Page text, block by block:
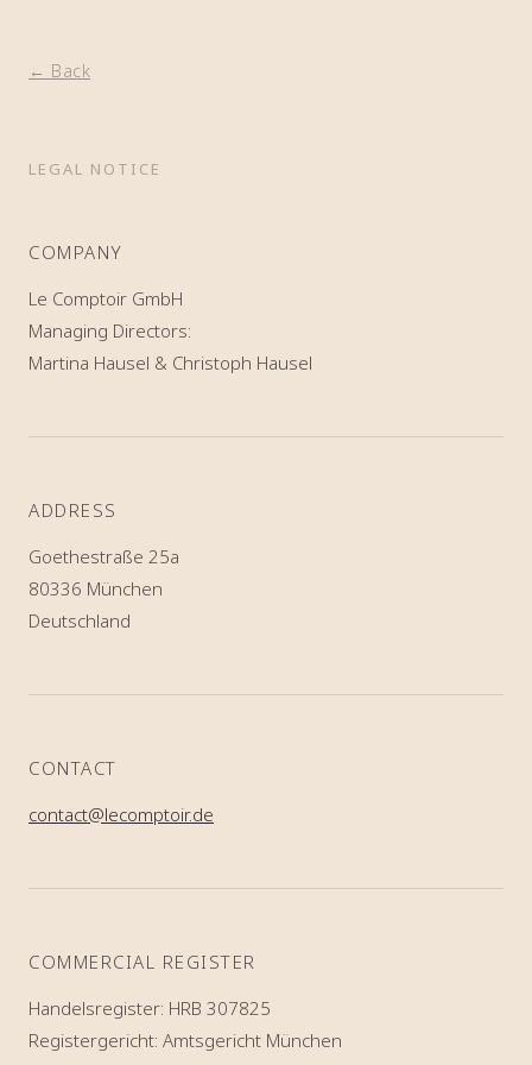
← Back
LEGAL NOTICE
COMPANY
Le Comptoir GmbH
Managing Directors:
Martina Hausel & Christoph Hausel
ADDRESS
Goethestraße 25a
80336 München
Deutschland
CONTACT
contact@lecomptoir.de
COMMERCIAL REGISTER
Handelsregister: HRB 307825
Registergericht: Amtsgericht München